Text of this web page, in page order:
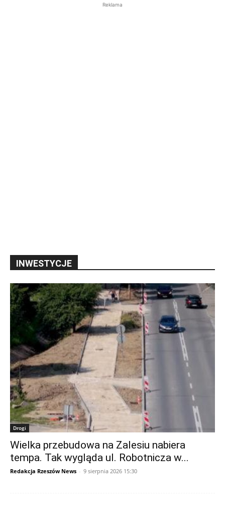
Reklama
INWESTYCJE
Drogi
Wielka przebudowa na Zalesiu nabiera
tempa. Tak wygląda ul. Robotnicza w...
Redakcja Rzeszów News - 9 sierpnia 2026 15:30